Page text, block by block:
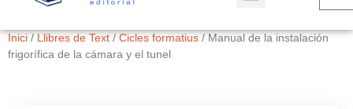
Inici/Llibres de Text/Cicles formatius/ Manual de la instalación
frigorífica de la cámara y el tunel